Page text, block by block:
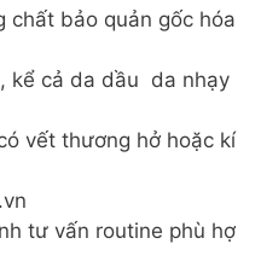
chất bảo quản gốc hóa
kể cả da dầu da nhạy
vết thương hở hoặc kí
tư vấn routine phù hợ